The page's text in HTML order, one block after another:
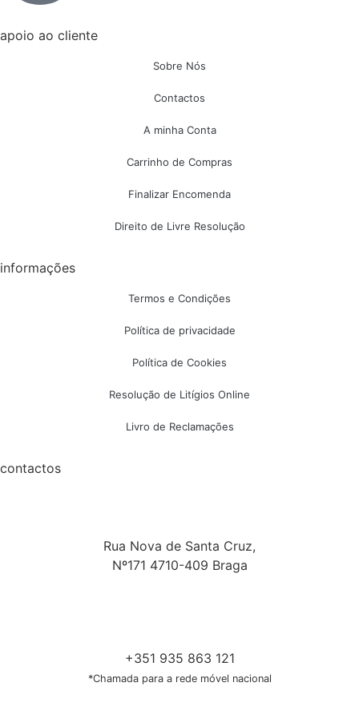
apoio ao cliente
Sobre Nós
Contactos
A minha Conta
Carrinho de Compras
Finalizar Encomenda
Direito de Livre Resolução
informações
Termos e Condições
Política de privacidade
Política de Cookies
Resolução de Litígios Online
Livro de Reclamações
contactos
Rua Nova de Santa Cruz,
Nº171 4710-409 Braga
+351 935 863 121
*Chamada para a rede móvel nacional